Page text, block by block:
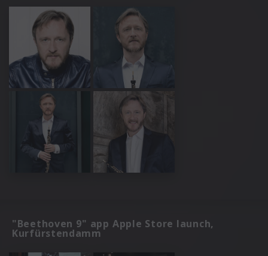
"Beethoven 9" app Apple Store launch,
Kurfürstendamm